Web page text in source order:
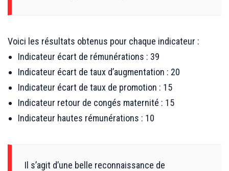
Voici les résultats obtenus pour chaque indicateur :
Indicateur écart de rémunérations : 39
Indicateur écart de taux d’augmentation : 20
Indicateur écart de taux de promotion : 15
Indicateur retour de congés maternité : 15
Indicateur hautes rémunérations : 10
Il s’agit d’une belle reconnaissance de